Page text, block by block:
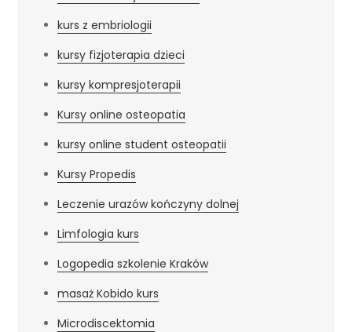
kurs z embriologii
kursy fizjoterapia dzieci
kursy kompresjoterapii
Kursy online osteopatia
kursy online student osteopatii
Kursy Propedis
Leczenie urazów kończyny dolnej
Limfologia kurs
Logopedia szkolenie Kraków
masaż Kobido kurs
Microdiscektomia